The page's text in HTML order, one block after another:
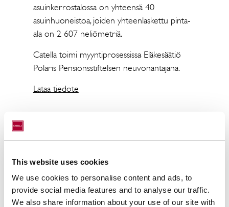
This website uses cookies
We use cookies to personalise content and ads, to
provide social media features and to analyse our traffic.
We also share information about your use of our site with
asuinkerrostalossa on yhteensä 40
asuinhuoneistoa, joiden yhteenlaskettu pinta-
ala on 2 607 neliömetriä.
Catella toimi myyntiprosessissa Eläkesäätiö
Polaris Pensionsstiftelsen neuvonantajana.
Lataa tiedote
Petteri Heikkinen
johtaja